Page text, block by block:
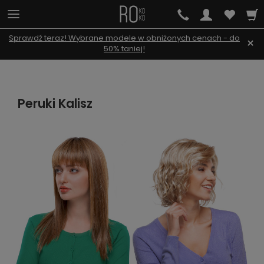
Sprawdź teraz! Wybrane modele w obniżonych cenach - do
50% taniej!
×
Peruki Kalisz